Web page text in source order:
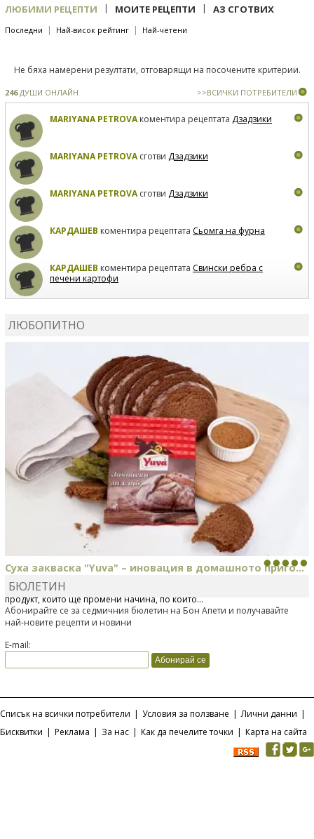
ЛЮБИМИ РЕЦЕПТИ | МОИТЕ РЕЦЕПТИ | АЗ СГОТВИХ
Последни | Най-висок рейтинг | Най-четени
Не бяха намерени резултати, отговарящи на посочените критерии.
246ДУШИ ОНЛАЙН >>ВСИЧКИ ПОТРЕБИТЕЛИ
MARIYANA PETROVAкоментира рецептата Дзадзики
MARIYANA PETROVAсготви Дзадзики
MARIYANA PETROVAсготви Дзадзики
КАРДАШЕВ коментира рецептата Сьомга на фурна
КАРДАШЕВ коментира рецептата Свински ребра с
печени картофи
ЛЮБОПИТНО
Суха закваска "Yuva" – иновация в домашното приго...
Отскоро Лесафр България стартира предлагането на изцяло нов
продукт, който ще промени начина, по който...
БЮЛЕТИН
Абонирайте се за седмичния бюлетин на Бон Апети и получавайте
най-новите рецепти и новини
E-mail:
Списък на всички потребители | Условия за ползване | Лични данни |
Бисквитки | Реклама | За нас | Как да печелите точки | Карта на сайта